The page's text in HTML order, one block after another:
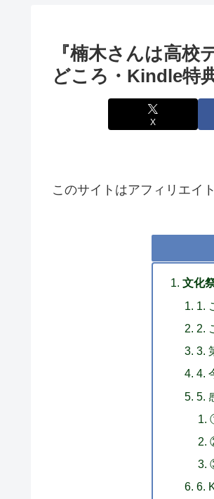
『楠木さんは高
どころ・Kindle特
X
このサイトはアフィリエイ
文化
1.
2.
3.
4.
5.
6.